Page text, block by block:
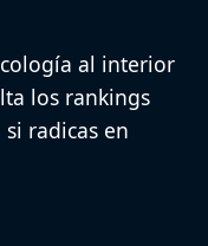
al interior
los rankings
si radicas en